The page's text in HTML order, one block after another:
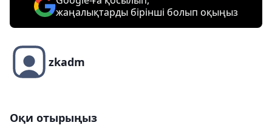
жаңалықтарды бірінші болып оқыңыз
zkadm
Оқи отырыңыз